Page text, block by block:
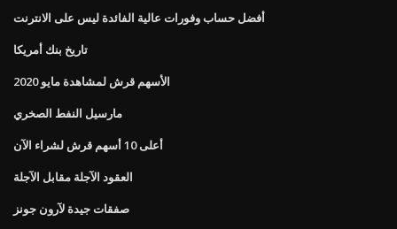
أفضل حساب وفورات عالية الفائدة ليس على الانترنت
تاريخ بنك أمريكا
الأسهم قرش لمشاهدة مايو 2020
مارسيل النفط الصخري
أعلى 10 أسهم قرش لشراء الآن
العقود الآجلة مقابل الآجلة
صفقات جيدة لآرون جونز